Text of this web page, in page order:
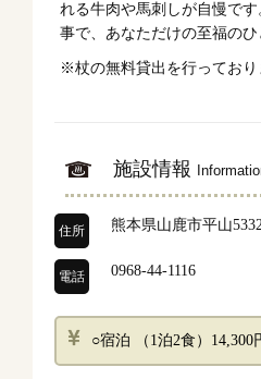
れる牛肉や馬刺しが自慢で
事で、あなただけの至福のひ
※杖の無料貸出を行っており
施設情報
住所 熊本県山鹿市平山
電話 0968-44-1116
○宿泊 （1泊2食）14,300